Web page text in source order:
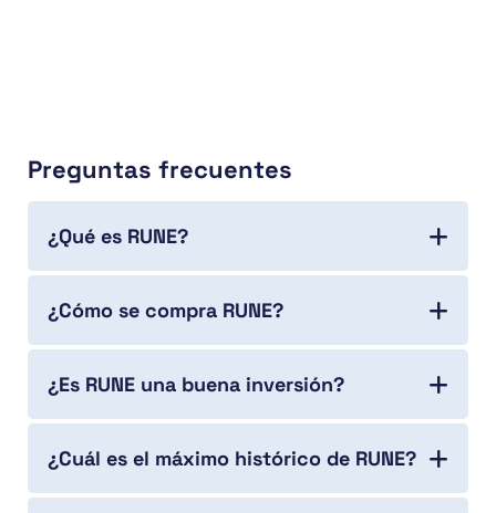
Preguntas frecuentes
¿Qué es RUNE?
¿Cómo se compra RUNE?
¿Es RUNE una buena inversión?
¿Cuál es el máximo histórico de RUNE?